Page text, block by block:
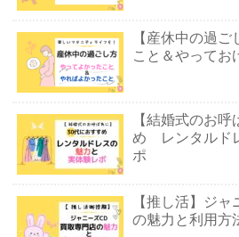
【産休中の過
こと＆やってお
【結婚式のお
め レンタルド
ポ
【推し活】ジ
の魅力と利用方